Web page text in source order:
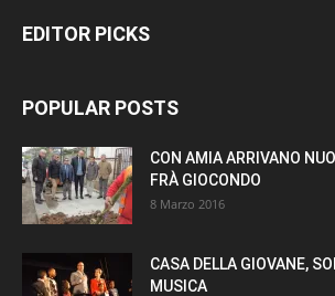
EDITOR PICKS
POPULAR POSTS
CON AMIA ARRIVANO
FRÀ GIOCONDO
8 Marzo 2016
CASA DELLA GIOVANE,
MUSICA